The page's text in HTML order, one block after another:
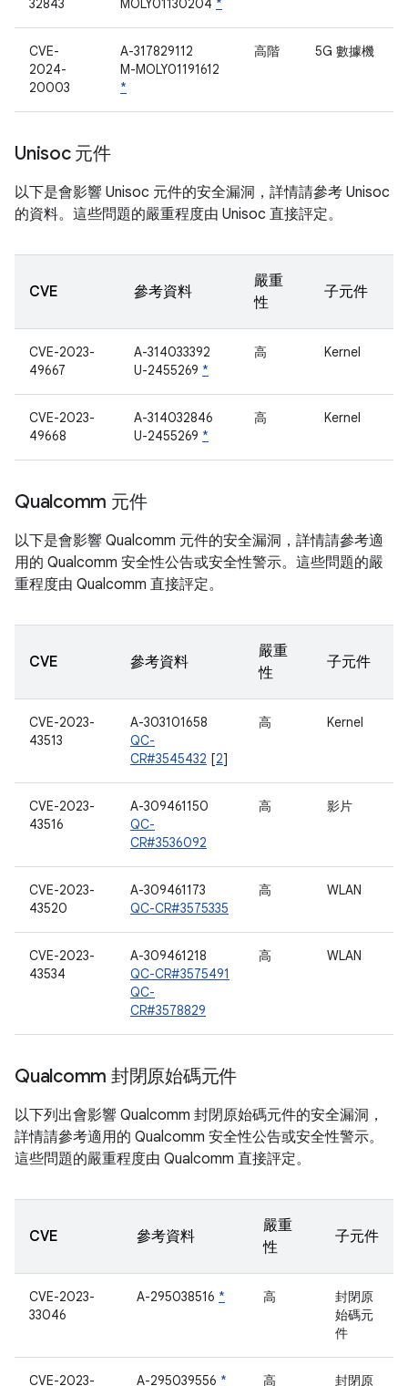
32843 MOLY01130204 *
CVE-
2024-
20003
A-317829112
M-MOLY01191612
*
高階 5G 數據機
Unisoc 元件
以下是會影響 Unisoc 元件的安全漏洞，詳情請參考 Unisoc
的資料。這些問題的嚴重程度由 Unisoc 直接評定。
CVE 參考資料
嚴重
性
子元件
CVE-2023-
49667
A-314033392
U-2455269 *
高 Kernel
CVE-2023-
49668
A-314032846
U-2455269 *
高 Kernel
Qualcomm 元件
以下是會影響 Qualcomm 元件的安全漏洞，詳情請參考適
用的 Qualcomm 安全性公告或安全性警示。這些問題的嚴
重程度由 Qualcomm 直接評定。
CVE 參考資料
嚴重
性
子元件
CVE-2023-
43513
A-303101658
QC-
CR#3545432 [2]
高 Kernel
CVE-2023-
43516
A-309461150
QC-
CR#3536092
高 影片
CVE-2023-
43520
A-309461173
QC-CR#3575335
高 WLAN
CVE-2023-
43534
A-309461218
QC-CR#3575491
QC-
CR#3578829
高 WLAN
Qualcomm 封閉原始碼元件
以下列出會影響 Qualcomm 封閉原始碼元件的安全漏洞，
詳情請參考適用的 Qualcomm 安全性公告或安全性警示。
這些問題的嚴重程度由 Qualcomm 直接評定。
CVE 參考資料
嚴重
性
子元件
CVE-2023-
33046
A-295038516 * 高
封閉原
始碼元
件
CVE-2023-
A-295039556 * 高
封閉原